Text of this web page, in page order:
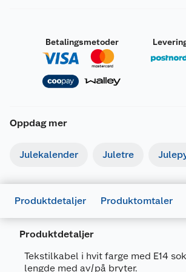
Betalingsmetoder
Oppdag mer
Julekalender Juletre
Produktdetaljer Produktomtaler
Produktdetaljer
Tekstilkabel i hvit farge med E14
lengde med av/på bryter.
Generelt